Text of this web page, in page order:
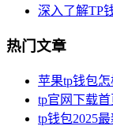
深入了解TP
热门文章
苹果tp钱包
tp官网下载
tp钱包2025